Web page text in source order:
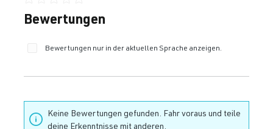
Durchschnittliche Bewertung von 0 von 5 Sternen
Bewertungen
Bewertungen nur in der aktuellen Sprache anzeigen.
Keine Bewertungen gefunden. Fahr voraus und teile
deine Erkenntnisse mit anderen.